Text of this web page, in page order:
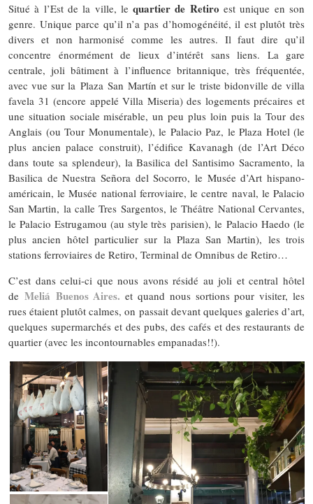
Situé à l’Est de la ville, lequartier de Retiro est unique en son
genre. Unique parce qu’il n’a pas d’homogénéité, il est plutôt très
divers et non harmonisé comme les autres. Il faut dire qu’il
concentre énormément de lieux d’intérêt sans liens. La gare
centrale, joli bâtiment à l’influence britannique, très fréquentée,
avec vue sur la Plaza San Martín et sur le triste bidonville de villa
favela 31 (encore appelé Villa Miseria) des logements précaires et
une situation sociale misérable, un peu plus loin puis la Tour des
Anglais (ou Tour Monumentale), le Palacio Paz, le Plaza Hotel (le
plus ancien palace construit), l’édifice Kavanagh (de l’Art Déco
dans toute sa splendeur), la Basilica del Santisimo Sacramento, la
Basilica de Nuestra Señora del Socorro, le Musée d’Art hispano-
américain, le Musée national ferroviaire, le centre naval, le Palacio
San Martin, la calle Tres Sargentos, le Théâtre National Cervantes,
le Palacio Estrugamou (au style très parisien), le Palacio Haedo (le
plus ancien hôtel particulier sur la Plaza San Martin), les trois
stations ferroviaires de Retiro, Terminal de Omnibus de Retiro…
C’est dans celui-ci que nous avons résidé au joli et central hôtel
de Meliá Buenos Aires. et quand nous sortions pour visiter, les
rues étaient plutôt calmes, on passait devant quelques galeries d’art,
quelques supermarchés et des pubs, des cafés et des restaurants de
quartier (avec les incontournables empanadas!!).